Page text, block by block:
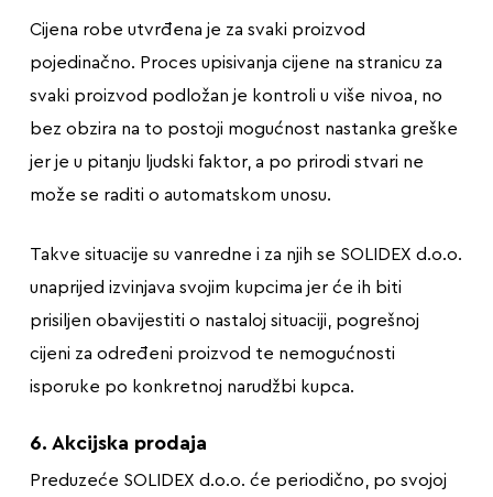
Cijena robe utvrđena je za svaki proizvod
pojedinačno. Proces upisivanja cijene na stranicu za
svaki proizvod podložan je kontroli u više nivoa, no
bez obzira na to postoji mogućnost nastanka greške
jer je u pitanju ljudski faktor, a po prirodi stvari ne
može se raditi o automatskom unosu.
Takve situacije su vanredne i za njih se SOLIDEX d.o.o.
unaprijed izvinjava svojim kupcima jer će ih biti
prisiljen obavijestiti o nastaloj situaciji, pogrešnoj
cijeni za određeni proizvod te nemogućnosti
isporuke po konkretnoj narudžbi kupca.
6. Akcijska prodaja
Preduzeće SOLIDEX d.o.o. će periodično, po svojoj